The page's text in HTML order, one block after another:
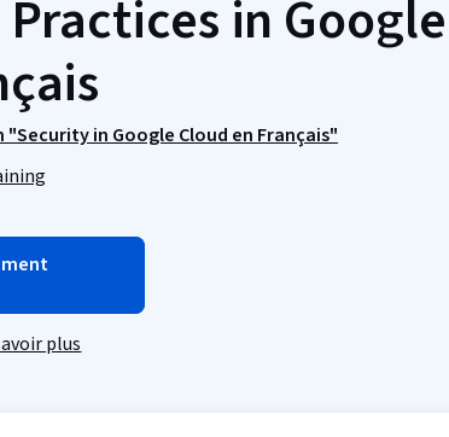
in Google
in Google Cloud en Français"
plus